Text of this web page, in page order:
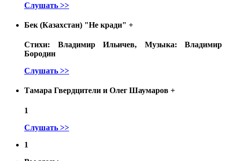
Слушать >>
Бек (Казахстан) "Не кради" +
Стихи: Владимир Ильичев, Музыка: Владимир
Бородин
Слушать >>
Тамара Гвердцители и Олег Шаумаров +
1
Слушать >>
1